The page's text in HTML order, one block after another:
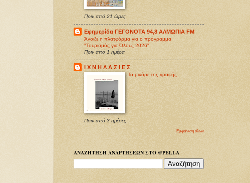
Πριν από 21 ώρες
Εφημερίδα ΓΕΓΟΝΟΤΑ 94,8 ΑΛΜΩΠΙΑ FM
Άνοιξε η πλατφόρμα για ο πρόγραμμα
"Τουρισμός για Όλους 2026"
Πριν από 1 ημέρα
Ι Χ Ν Η Λ Α Σ Ι Ε Σ
Τα μινόρε της γραφής
Πριν από 3 ημέρες
Εμφάνιση όλων
ΑΝΑΖΗΤΗΣΗ ΑΝΑΡΤΗΣΕΩΝ ΣΤΟ @PELLA